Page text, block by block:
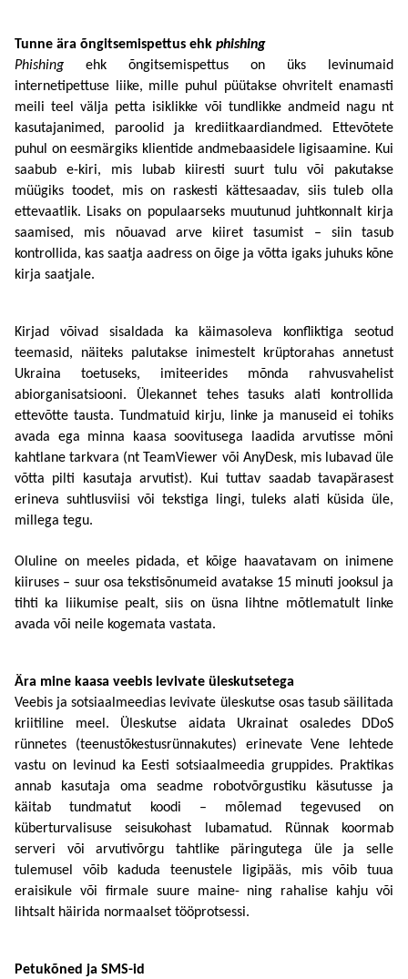
Tunne ära õngitsemispettus ehk phishing
Phishing ehk õngitsemispettus on üks levinumaid
internetipettuse liike, mille puhul püütakse ohvritelt enamasti
meili teel välja petta isiklikke või tundlikke andmeid nagu nt
kasutajanimed, paroolid ja krediitkaardiandmed. Ettevõtete
puhul on eesmärgiks klientide andmebaasidele ligisaamine. Kui
saabub e-kiri, mis lubab kiiresti suurt tulu või pakutakse
müügiks toodet, mis on raskesti kättesaadav, siis tuleb olla
ettevaatlik. Lisaks on populaarseks muutunud juhtkonnalt kirja
saamised, mis nõuavad arve kiiret tasumist – siin tasub
kontrollida, kas saatja aadress on õige ja võtta igaks juhuks kõne
kirja saatjale.
Kirjad võivad sisaldada ka käimasoleva konfliktiga seotud
teemasid, näiteks palutakse inimestelt krüptorahas annetust
Ukraina toetuseks, imiteerides mõnda rahvusvahelist
abiorganisatsiooni. Ülekannet tehes tasuks alati kontrollida
ettevõtte tausta. Tundmatuid kirju, linke ja manuseid ei tohiks
avada ega minna kaasa soovitusega laadida arvutisse mõni
kahtlane tarkvara (nt TeamViewer või AnyDesk, mis lubavad üle
võtta pilti kasutaja arvutist). Kui tuttav saadab tavapärasest
erineva suhtlusviisi või tekstiga lingi, tuleks alati küsida üle,
millega tegu.
Oluline on meeles pidada, et kõige haavatavam on inimene
kiiruses – suur osa tekstisõnumeid avatakse 15 minuti jooksul ja
tihti ka liikumise pealt, siis on üsna lihtne mõtlematult linke
avada või neile kogemata vastata.
Ära mine kaasa veebis levivate üleskutsetega
Veebis ja sotsiaalmeedias levivate üleskutse osas tasub säilitada
kriitiline meel. Üleskutse aidata Ukrainat osaledes DDoS
rünnetes (teenustõkestusrünnakutes) erinevate Vene lehtede
vastu on levinud ka Eesti sotsiaalmeedia gruppides. Praktikas
annab kasutaja oma seadme robotvõrgustiku käsutusse ja
käitab tundmatut koodi – mõlemad tegevused on
küberturvalisuse seisukohast lubamatud. Rünnak koormab
serveri või arvutivõrgu tahtlike päringutega üle ja selle
tulemusel võib kaduda teenustele ligipääs, mis võib tuua
eraisikule või firmale suure maine- ning rahalise kahju või
lihtsalt häirida normaalset tööprotsessi.
Petukõned ja SMS-id